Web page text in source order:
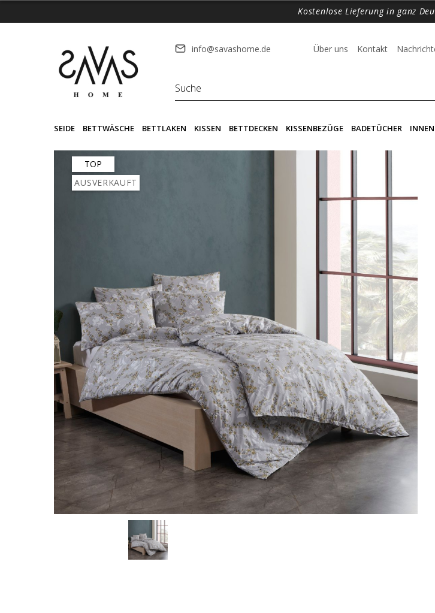
Kostenlose Lieferung in ganz
info@savashome.de Über uns Kontakt
SEIDE BETTWÄSCHE BETTLAKEN KISSEN BETTDECKEN KISSENBEZÜGE BADETÜCHER
TOP
AUSVERKAUFT